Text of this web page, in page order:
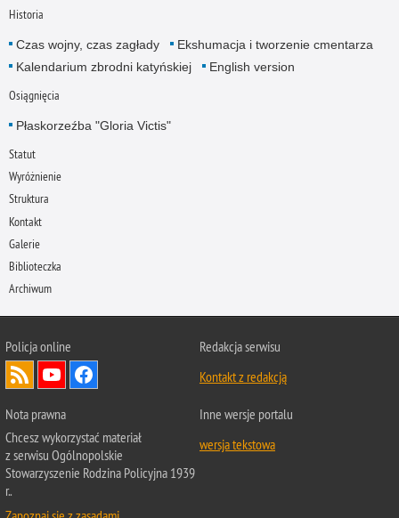
Historia
Czas wojny, czas zagłady
Ekshumacja i tworzenie cmentarza
Kalendarium zbrodni katyńskiej
English version
Osiągnięcia
Płaskorzeźba "Gloria Victis"
Statut
Wyróżnienie
Struktura
Kontakt
Galerie
Biblioteczka
Archiwum
Policja online
Redakcja serwisu
Kontakt z redakcją
Nota prawna
Chcesz wykorzystać materiał
z serwisu Ogólnopolskie
Stowarzyszenie Rodzina Policyjna 1939
r..
Inne wersje portalu
wersja tekstowa